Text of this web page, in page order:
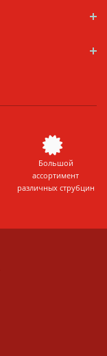
Большой
ассортимент
различных струбцин